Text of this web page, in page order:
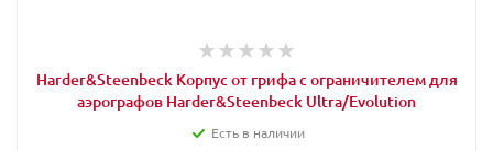
Harder&Steenbeck Корпус от грифа с ограничителем для
аэрографов Harder&Steenbeck Ultra/Evolution
Есть в наличии